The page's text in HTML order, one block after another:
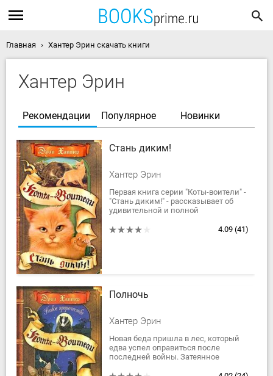
Главная Хантер Эрин скачать книги
Хантер Эрин
Рекомендации Популярное Новинки
Стань диким!
Хантер Эрин
Первая книга серии "Коты-воители" -
"Стань диким!" - рассказывает об
удивительной и полной
котенка Рыжика, впервые
4.09 (41)
Полночь
Хантер Эрин
Новая беда пришла в лес, который
едва успел оправиться после
последней войны. Затеянное